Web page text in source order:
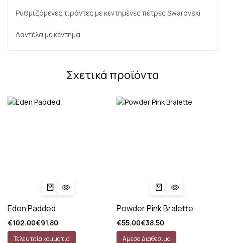
Ρυθμιζόμενες τιράντες με κεντημένες πέτρες Swarovski
Δαντέλα με κέντημα
Σχετικά προϊόντα
Eden Padded
€102.00€91.80
Τελευταία κομμάτια
Powder Pink Bralette
€55.00€38.50
Άμεσα Διαθέσιμο